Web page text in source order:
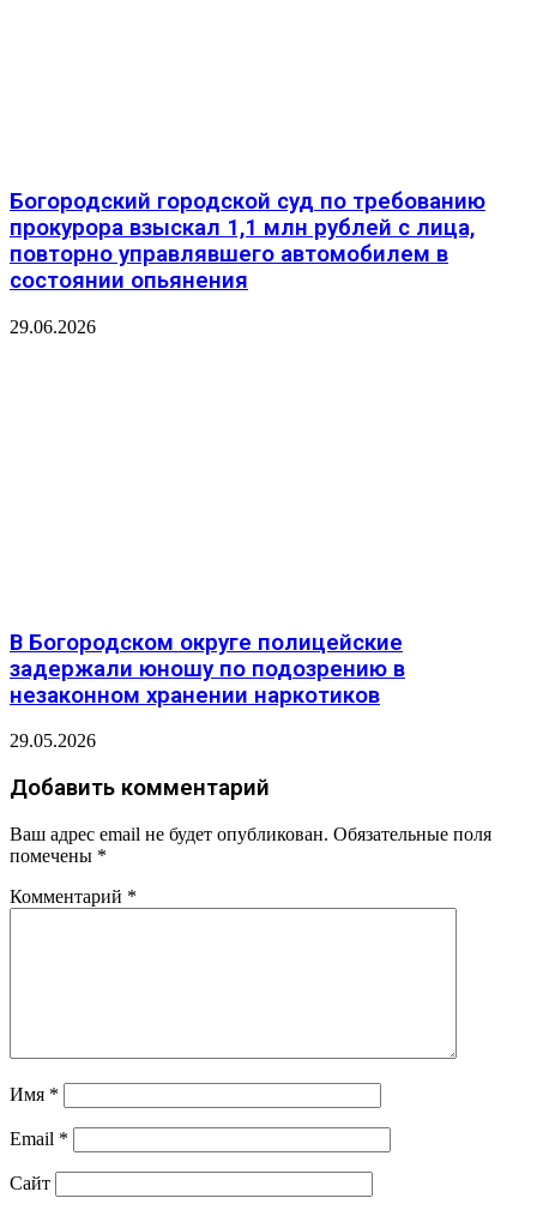
️Богородский городской суд по требованию
прокурора взыскал 1,1 млн рублей с лица,
повторно управлявшего автомобилем в
состоянии опьянения
29.06.2026
В Богородском округе полицейские
задержали юношу по подозрению в
незаконном хранении наркотиков
29.05.2026
Добавить комментарий
Ваш адрес email не будет опубликован. Обязательные поля
помечены *
Комментарий *
Имя *
Email *
Сайт